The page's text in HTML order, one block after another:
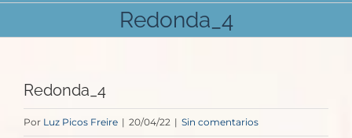
Redonda_4
Redonda_4
Por Luz Picos Freire | 20/04/22 | Sin comentarios